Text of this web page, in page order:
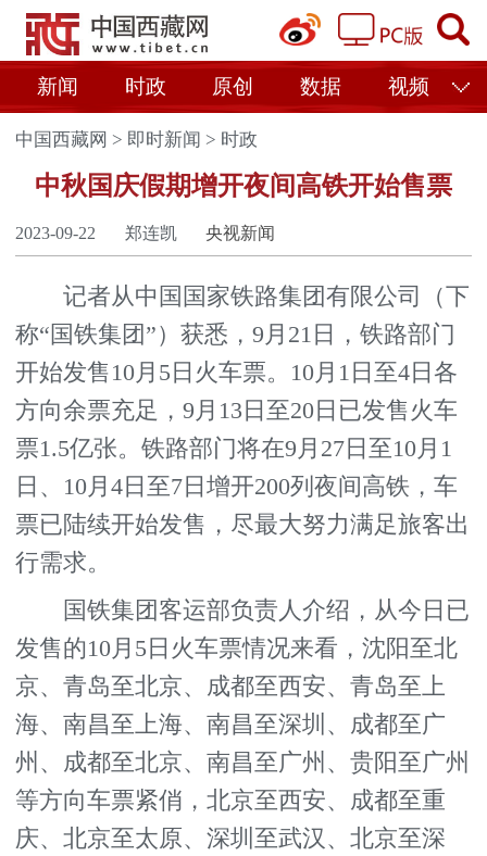
新闻 时政 原创 数据 视频
中国西藏网 > 即时新闻 > 时政
中秋国庆假期增开夜间高铁开始售票
2023-09-22 郑连凯 央视新闻
记者从中国国家铁路集团有限公司（下
称“国铁集团”）获悉，9月21日，铁路部门
开始发售10月5日火车票。10月1日至4日各
方向余票充足，9月13日至20日已发售火车
票1.5亿张。铁路部门将在9月27日至10月1
日、10月4日至7日增开200列夜间高铁，车
票已陆续开始发售，尽最大努力满足旅客出
行需求。
国铁集团客运部负责人介绍，从今日已
发售的10月5日火车票情况来看，沈阳至北
京、青岛至北京、成都至西安、青岛至上
海、南昌至上海、南昌至深圳、成都至广
州、成都至北京、南昌至广州、贵阳至广州
等方向车票紧俏，北京至西安、成都至重
庆、北京至太原、深圳至武汉、北京至深